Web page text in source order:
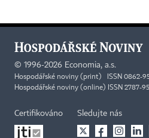
© 1996-2026 Economia, a.s.
Hospodářské noviny (print) ISSN 0862-
Hospodářské noviny (online) ISSN 2787-
Certifikováno Sledujte nás